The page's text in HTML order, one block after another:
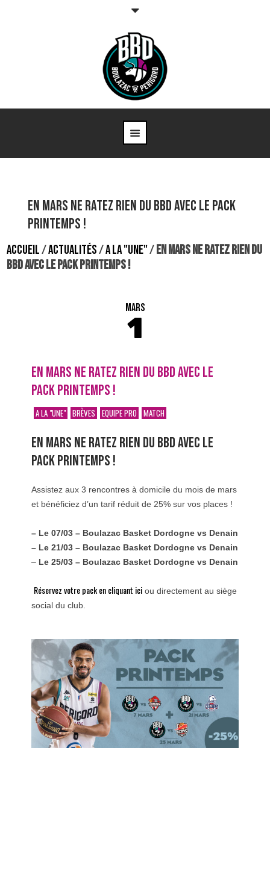
En mars ne ratez rien du BBD avec le Pack
Printemps !
ACCUEIL/ACTUALITÉS/A LA "UNE"/EN MARS NE RATEZ RIEN DU
BBD AVEC LE PACK PRINTEMPS !
MARS
1
EN MARS NE RATEZ RIEN DU BBD AVEC LE
PACK PRINTEMPS !
A LA "UNE" BRÈVES EQUIPE PRO MATCH
EN MARS NE RATEZ RIEN DU BBD AVEC LE
PACK PRINTEMPS !
Assistez aux 3 rencontres à domicile du mois de mars
et bénéficiez d’un tarif réduit de 25% sur vos places !
– Le 07/03 – Boulazac Basket Dordogne vs Denain
– Le 21/03 – Boulazac Basket Dordogne vs Denain
– Le 25/03 – Boulazac Basket Dordogne vs Denain
Réservez votre pack en cliquant ici ou directement au siège
social du club.